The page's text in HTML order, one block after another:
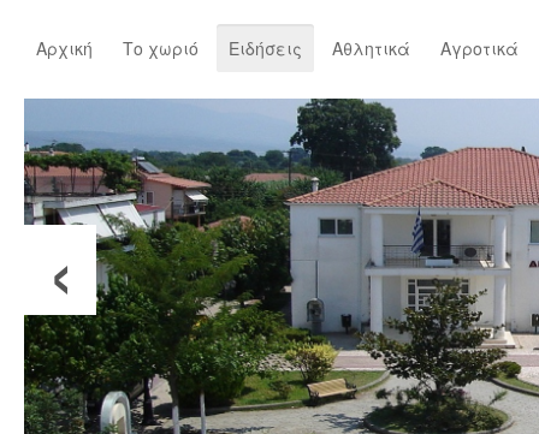
Αρχική Το χωριό Ειδήσεις Αθλητικά Αγροτικά
‹